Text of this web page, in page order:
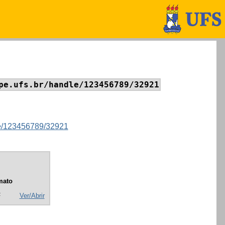
handle/123456789/32921
123456789/32921
Ver/Abrir